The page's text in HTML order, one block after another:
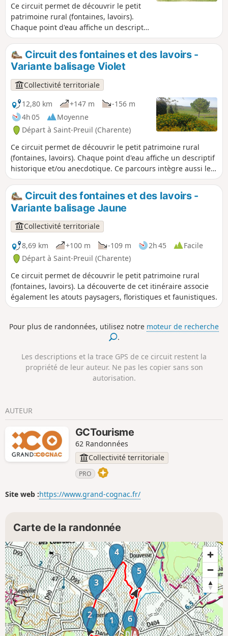
Ce circuit permet de découvrir le petit
patrimoine rural (fontaines, lavoirs).
Chaque point d'eau affiche un descriptif
historique et/ou anecdotique. Ce
parcours intègre aussi le patrimoine
architectural et historique (Église Saint-
Projet du XIIIe siècle, la Place Jacquaire,
la stèle protestante, le Château de
Ségeville et les hameaux dispersés de la
commune). La découverte de cet
itinéraire associe également les atouts
paysagers, floristiques et faunistiques.
Circuit des fontaines et des lavoirs -
Variante balisage Violet
Collectivité territoriale
12,80 km
+147 m
-156 m
4h 05
Moyenne
Départ à Saint-Preuil (Charente)
Ce circuit permet de découvrir le petit patrimoine rural
(fontaines, lavoirs). Chaque point d'eau affiche un descriptif
historique et/ou anecdotique. Ce parcours intègre aussi le
patrimoine architectural et historique (Église Saint-Projet du
XIIIe siècle, la Place Jacquaire, le Château de Ségeville et les
hameaux dispersés de la commune). La découverte de cet
itinéraire associe également les atouts paysagers,
floristiques et faunistiques.
Circuit des fontaines et des lavoirs -
Variante balisage Jaune
Collectivité territoriale
8,69 km
+100 m -109 m 2h 45
Facile
Départ à Saint-Preuil (Charente)
Ce circuit permet de découvrir le petit patrimoine rural
(fontaines, lavoirs). La découverte de cet itinéraire associe
également les atouts paysagers, floristiques et faunistiques.
Pour plus de randonnées, utilisez notre moteur de recherche
.
Les descriptions et la trace GPS de ce circuit restent la
propriété de leur auteur. Ne pas les copier sans son
autorisation.
AUTEUR
GCTourisme
62 Randonnées
Collectivité territoriale
PRO
Site web :https://www.grand-cognac.fr/
Carte de la randonnée
1
2
3
4
5
6